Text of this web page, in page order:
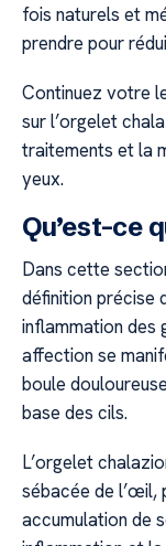
fois naturels et
prendre pour
Continuez votre
sur l’orgelet
traitements et la
yeux.
Qu’est-ce
Dans cette
définition précise
inflammation des
affection se
boule
base des cils.
L’orgelet
sébacée de l’œil,
accumulation de